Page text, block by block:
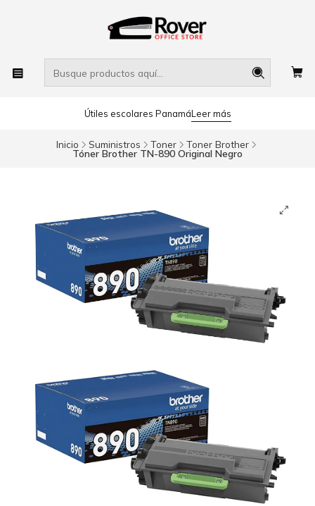
Útiles escolares PanamáLeer más
Inicio Suministros Toner Toner Brother
Tóner Brother TN-890 Original Negro